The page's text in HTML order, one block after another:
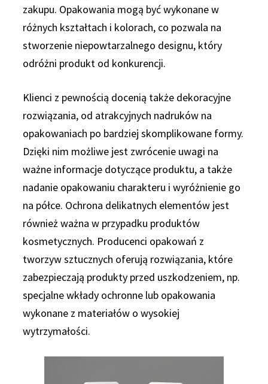
zakupu. Opakowania mogą być wykonane w
różnych kształtach i kolorach, co pozwala na
stworzenie niepowtarzalnego designu, który
odróżni produkt od konkurencji.
Klienci z pewnością docenią także dekoracyjne
rozwiązania, od atrakcyjnych nadruków na
opakowaniach po bardziej skomplikowane formy.
Dzięki nim możliwe jest zwrócenie uwagi na
ważne informacje dotyczące produktu, a także
nadanie opakowaniu charakteru i wyróżnienie go
na półce. Ochrona delikatnych elementów jest
również ważna w przypadku produktów
kosmetycznych. Producenci opakowań z
tworzyw sztucznych oferują rozwiązania, które
zabezpieczają produkty przed uszkodzeniem, np.
specjalne wkłady ochronne lub opakowania
wykonane z materiałów o wysokiej
wytrzymałości.